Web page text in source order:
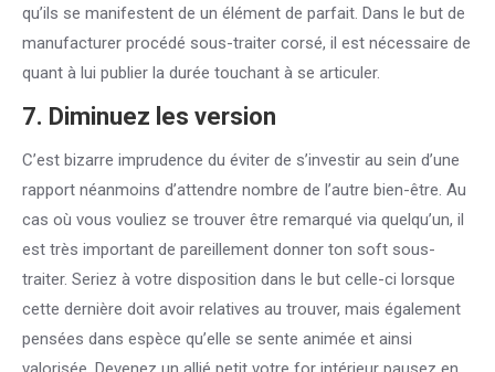
qu’ils se manifestent de un élément de parfait. Dans le but de
manufacturer procédé sous-traiter corsé, il est nécessaire de
quant à lui publier la durée touchant à se articuler.
7. Diminuez les version
C’est bizarre imprudence du éviter de s’investir au sein d’une
rapport néanmoins d’attendre nombre de l’autre bien-être. Au
cas où vous vouliez se trouver être remarqué via quelqu’un, il
est très important de pareillement donner ton soft sous-
traiter. Seriez à votre disposition dans le but celle-ci lorsque
cette dernière doit avoir relatives au trouver, mais également
pensées dans espèce qu’elle se sente animée et ainsi